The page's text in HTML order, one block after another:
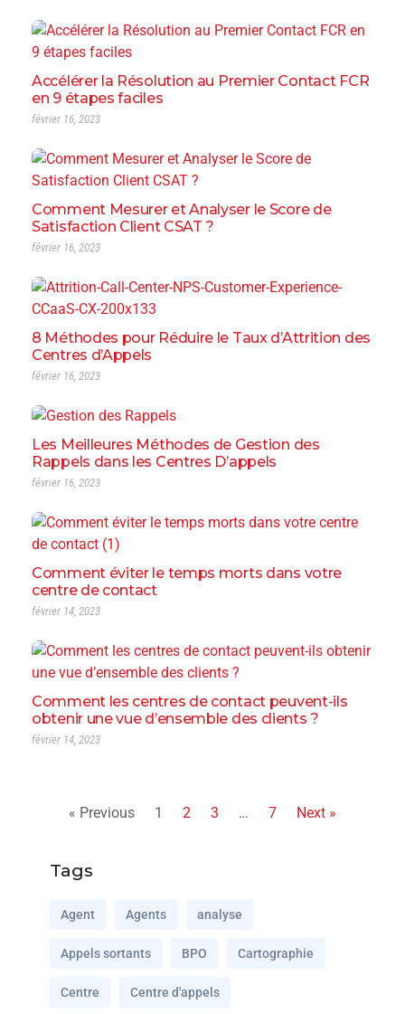
Accélérer la Résolution au Premier Contact FCR
en 9 étapes faciles
février 16, 2023
Comment Mesurer et Analyser le Score de
Satisfaction Client CSAT ?
février 16, 2023
8 Méthodes pour Réduire le Taux d’Attrition des
Centres d’Appels
février 16, 2023
Les Meilleures Méthodes de Gestion des
Rappels dans les Centres D’appels
février 16, 2023
Comment éviter le temps morts dans votre
centre de contact
février 14, 2023
Comment les centres de contact peuvent-ils
obtenir une vue d’ensemble des clients ?
février 14, 2023
« Previous 1 2 3 … 7 Next »
Tags
Agent Agents analyse
Appels sortants BPO Cartographie
Centre Centre d'appels